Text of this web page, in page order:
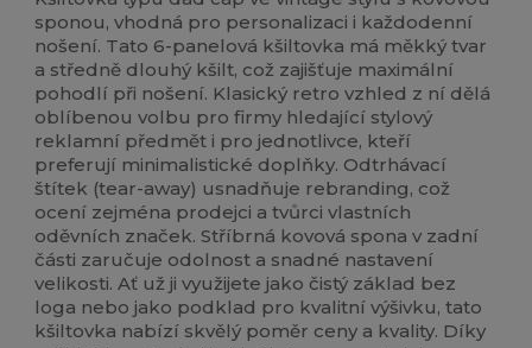
sponou, vhodná pro personalizaci i každodenní
nošení. Tato 6-panelová kšiltovka má měkký tvar
a středně dlouhý kšilt, což zajišťuje maximální
pohodlí při nošení. Klasický retro vzhled z ní dělá
oblíbenou volbu pro firmy hledající stylový
reklamní předmět i pro jednotlivce, kteří
preferují minimalistické doplňky. Odtrhávací
štítek (tear-away) usnadňuje rebranding, což
ocení zejména prodejci a tvůrci vlastních
oděvních značek. Stříbrná kovová spona v zadní
části zaručuje odolnost a snadné nastavení
velikosti. Ať už ji využijete jako čistý základ bez
loga nebo jako podklad pro kvalitní výšivku, tato
kšiltovka nabízí skvělý poměr ceny a kvality. Díky